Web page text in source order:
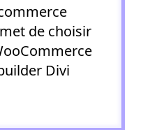
de choisir
Divi